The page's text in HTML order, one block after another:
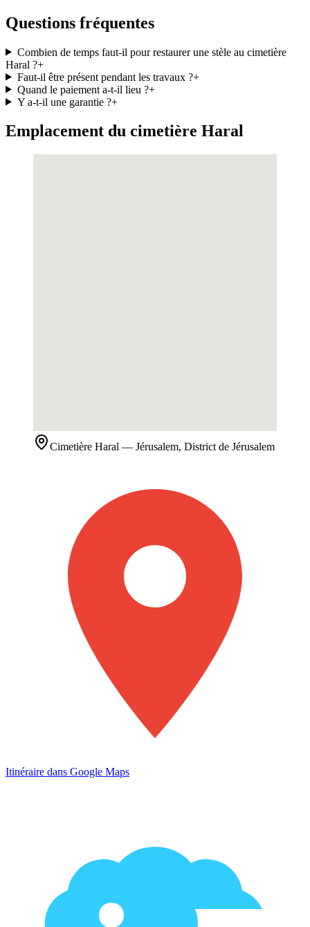
Questions fréquentes
Combien de temps faut-il pour restaurer une stèle au cimetière
Haral ?+
Faut-il être présent pendant les travaux ?+
Quand le paiement a-t-il lieu ?+
Y a-t-il une garantie ?+
Emplacement du cimetière Haral
Cimetière Haral — Jérusalem, District de Jérusalem
Itinéraire dans Google Maps